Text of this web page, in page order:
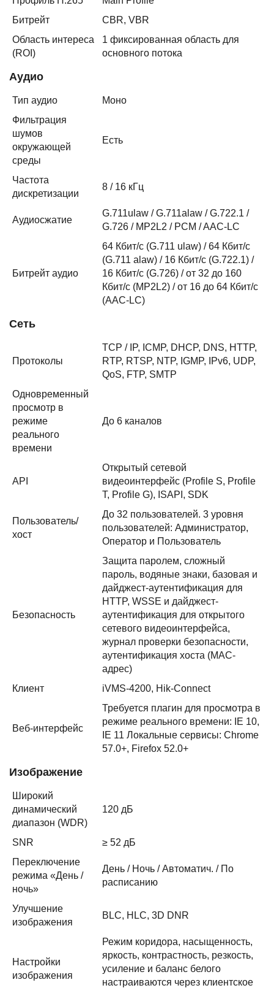
Битрейт
CBR, VBR
Область интереса
(ROI)
1 фиксированная область для
основного потока
Аудио
Тип аудио
Моно
Фильтрация
шумов
окружающей
среды
Есть
Частота
дискретизации
8 / 16 кГц
Аудиосжатие
G.711ulaw / G.711alaw / G.722.1 /
G.726 / MP2L2 / PCM / AAC-LC
Битрейт аудио
64 Кбит/с (G.711 ulaw) / 64 Кбит/с
(G.711 alaw) / 16 Кбит/с (G.722.1) /
16 Кбит/с (G.726) / от 32 до 160
Кбит/с (MP2L2) / от 16 до 64 Кбит/с
(AAC-LC)
Сеть
Протоколы
TCP / IP, ICMP, DHCP, DNS, HTTP,
RTP, RTSP, NTP, IGMP, IPv6, UDP,
QoS, FTP, SMTP
Одновременный
просмотр в
режиме
реального
времени
До 6 каналов
API
Открытый сетевой
видеоинтерфейс (Profile S, Profile
T, Profile G), ISAPI, SDK
Пользователь/
хост
До 32 пользователей. 3 уровня
пользователей: Администратор,
Оператор и Пользователь
Безопасность
Защита паролем, сложный
пароль, водяные знаки, базовая и
дайджест-аутентификация для
HTTP, WSSE и дайджест-
аутентификация для открытого
сетевого видеоинтерфейса,
журнал проверки безопасности,
аутентификация хоста (MAC-
адрес)
Клиент
iVMS-4200, Hik-Connect
Веб-интерфейс
Требуется плагин для просмотра в
режиме реального времени: IE 10,
IE 11 Локальные сервисы: Chrome
57.0+, Firefox 52.0+
Изображение
Широкий
динамический
диапазон (WDR)
120 дБ
SNR
≥ 52 дБ
Переключение
режима «День /
ночь»
День / Ночь / Автоматич. / По
расписанию
Улучшение
изображения
BLC, HLC, 3D DNR
Настройки
изображения
Режим коридора, насыщенность,
яркость, контрастность, резкость,
усиление и баланс белого
настраиваются через клиентское